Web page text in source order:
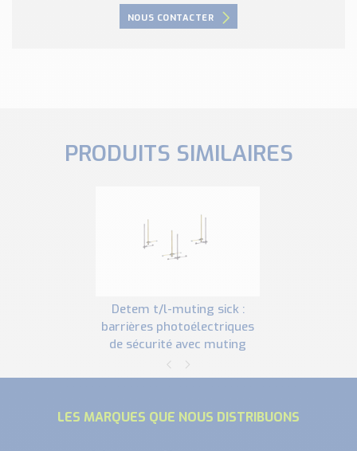
NOUS CONTACTER
PRODUITS SIMILAIRES
detem t/l-muting sick :
barrières photoélectriques
de sécurité avec muting
LES MARQUES QUE NOUS DISTRIBUONS